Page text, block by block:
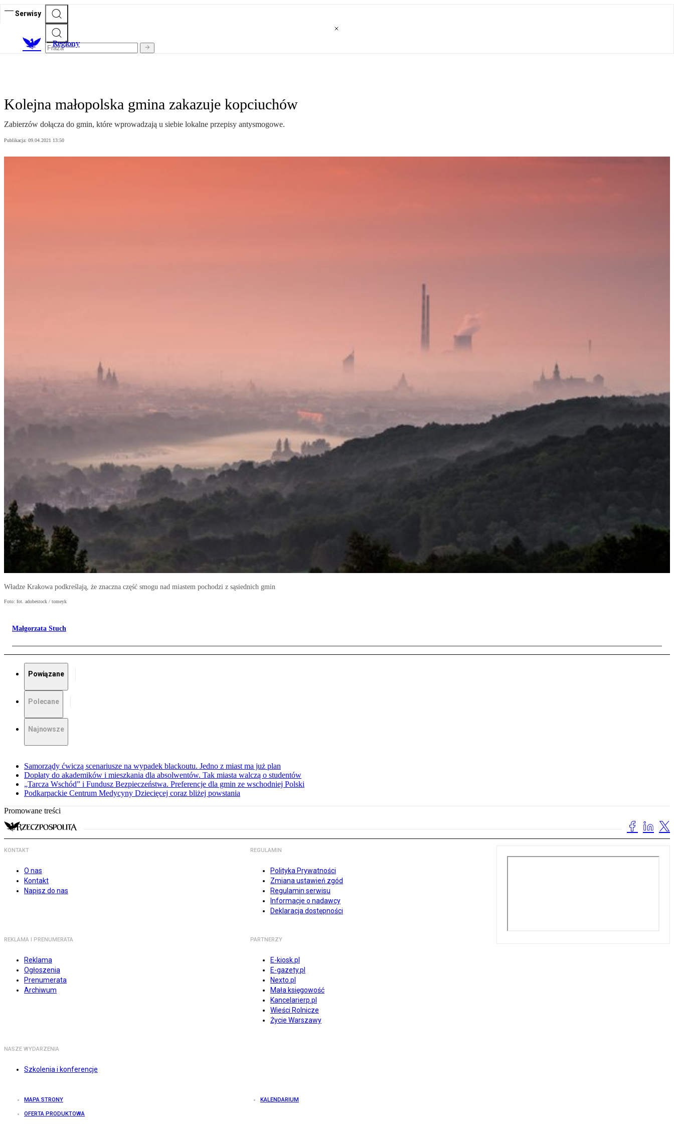
Serwisy
Regiony
Kolejna małopolska gmina zakazuje kopciuchów
Zabierzów dołącza do gmin, które wprowadzają u siebie lokalne przepisy antysmogowe.
Publikacja: 09.04.2021 13:50
Władze Krakowa podkreślają, że znaczna część smogu nad miastem pochodzi z sąsiednich gmin
Foto: fot. adobestock / tomeyk
Małgorzata Stuch
Powiązane
Polecane
Najnowsze
Samorządy ćwiczą scenariusze na wypadek blackoutu. Jedno z miast ma już plan
Dopłaty do akademików i mieszkania dla absolwentów. Tak miasta walczą o studentów
„Tarcza Wschód” i Fundusz Bezpieczeństwa. Preferencje dla gmin ze wschodniej Polski
Podkarpackie Centrum Medycyny Dziecięcej coraz bliżej powstania
Promowane treści
KONTAKT
O nas
Kontakt
Napisz do nas
REGULAMIN
Polityka Prywatności
Zmiana ustawień zgód
Regulamin serwisu
Informacje o nadawcy
Deklaracja dostępności
REKLAMA I PRENUMERATA
Reklama
Ogłoszenia
Prenumerata
Archiwum
PARTNERZY
E-kiosk.pl
E-gazety.pl
Nexto.pl
Mała księgowość
Kancelarierp.pl
Wieści Rolnicze
Życie Warszawy
NASZE WYDARZENIA
Szkolenia i konferencje
MAPA STRONY KALENDARIUM
OFERTA PRODUKTOWA